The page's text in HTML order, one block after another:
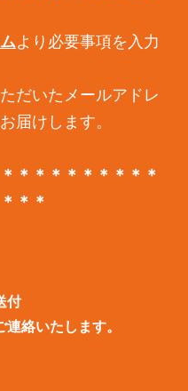
より必要事項を入力
だいたメールアドレ
届けします。
＊＊＊＊＊＊＊＊＊
＊＊
付
絡いたします。